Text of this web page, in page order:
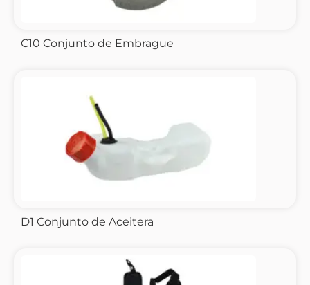
C10 Conjunto de Embrague
D1 Conjunto de Aceitera